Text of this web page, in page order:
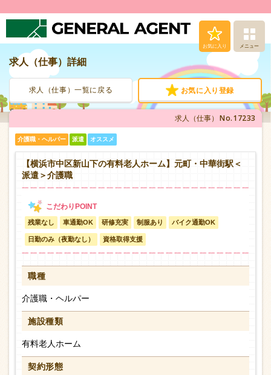
お気に入り メニュー
人材派遣サービス
転職支援サービス
登録から就業まで
お問い合わせ
求人（仕事）詳細
求人（仕事）一覧に戻る お気に入り登録
求人（仕事） No.17233
介護職・ヘルパー 派遣 オススメ
【横浜市中区新山下の有料老人ホーム】元町・中華街駅＜
派遣＞介護職
残業なし 車通勤OK 研修充実 制服あり バイク通勤OK
日勤のみ（夜勤なし） 資格取得支援
職種
介護職・ヘルパー
施設種類
有料老人ホーム
契約形態